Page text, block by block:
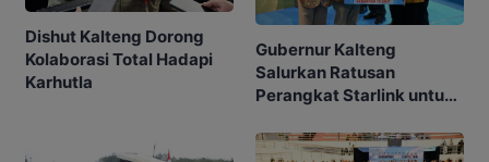
Dishut Kalteng Dorong
Kolaborasi Total Hadapi
Karhutla
Gubernur Kalteng
Salurkan Ratusan
Perangkat Starlink untuk